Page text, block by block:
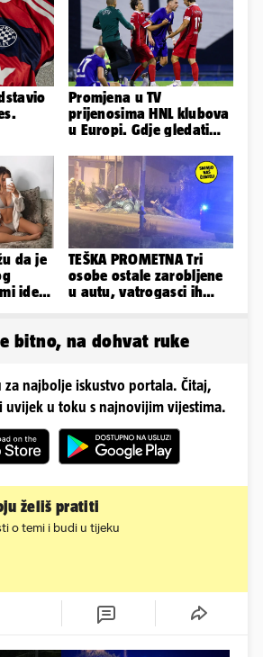
Promjena u TV
prijenosima HNL klubova
u Europi. Gdje gledati
Rijeku?
da je
ide
TEŠKA PROMETNA Tri
osobe ostale zarobljene
u autu, vatrogasci ih
bitno, na dohvat ruke
za najbolje iskustvo portala. Čitaj,
uvijek u toku s najnovijim vijestima.
želiš pratiti
o temi i budi u tijeku